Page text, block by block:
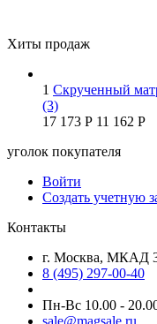
Хиты продаж
1 Скрученный
(3)
17 173 Р 11 162 Р
уголок покупателя
Войти
Создать учетную
Контакты
г. Москва, МКАД
8 (495) 297-00-40
Пн-Вс 10.00 -
sale@magsale.ru